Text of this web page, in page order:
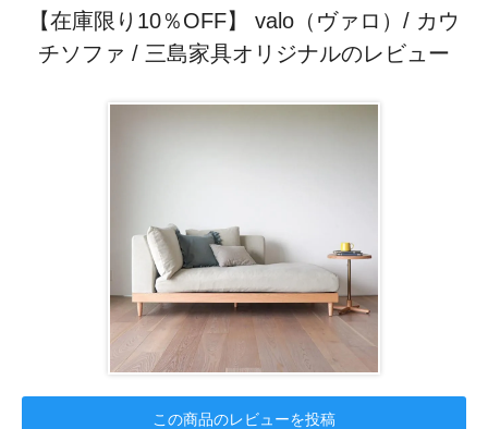
【在庫限り10％OFF】 valo（ヴァロ）/ カウ
チソファ / 三島家具オリジナルのレビュー
この商品のレビューを投稿